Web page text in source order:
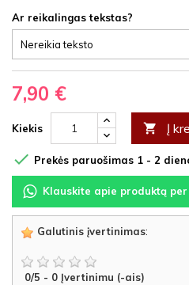
Ar reikalingas tekstas?
7,90 €
Kiekis  Į
 Prekės paruošimas 1 - 2
Klauskite apie produktą
Galutinis įvertinimas:
0/5 - 0 Įvertinimu (-ais)